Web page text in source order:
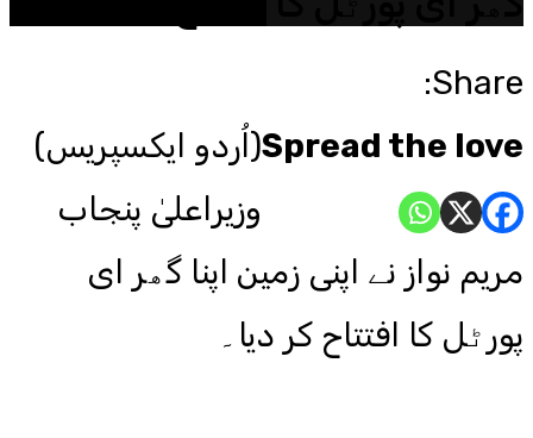
Share:
Spread the love(اُردو ایکسپریس)
وزیراعلیٰ پنجاب
مریم نواز نے اپنی زمین اپنا گھر ای
پورٹل کا افتتاح کر دیا۔